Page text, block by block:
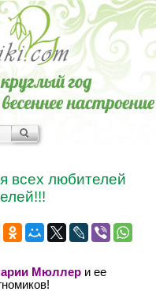
всех любителей
Мюллер и ее